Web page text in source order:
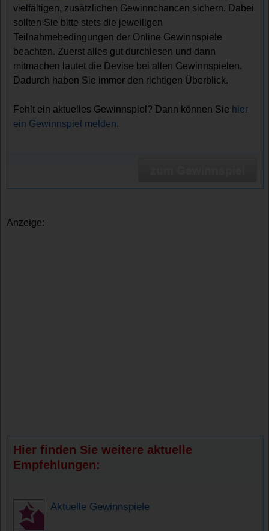
vielfältigen, zusätzlichen Gewinnchancen sichern. Dabei
sollten Sie bitte stets die jeweiligen
Teilnahmebedingungen der Online Gewinnspiele
beachten. Zuerst alles gut durchlesen und dann
mitmachen lautet die Devise bei allen Gewinnspielen.
Dadurch haben Sie immer den richtigen Überblick.
Fehlt ein aktuelles Gewinnspiel? Dann können Sie hier
ein Gewinnspiel melden.
Anzeige:
Hier finden Sie weitere aktuelle
Empfehlungen:
Aktuelle Gewinnspiele